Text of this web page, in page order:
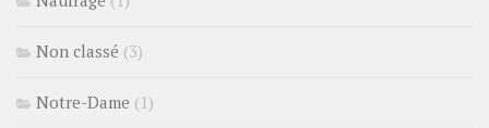
Non classé (3)
Notre-Dame (1)